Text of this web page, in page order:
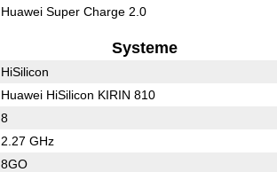
Huawei Super Charge 2.0
Systeme
HiSilicon
Huawei HiSilicon KIRIN 810
8
2.27 GHz
8GO